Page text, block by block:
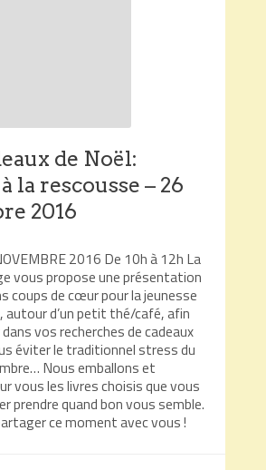
de Noël:
la rescousse – 26
2016
2016 De 10h à 12h La
vous propose une présentation
coups de cœur pour la jeunesse
autour d’un petit thé/café, afin
vos recherches de cadeaux
éviter le traditionnel stress du
Nous emballons et
vous les livres choisis que vous
prendre quand bon vous semble.
ce moment avec vous !